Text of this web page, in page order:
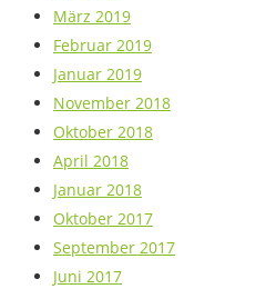
März 2019
Februar 2019
Januar 2019
November 2018
Oktober 2018
April 2018
Januar 2018
Oktober 2017
September 2017
Juni 2017